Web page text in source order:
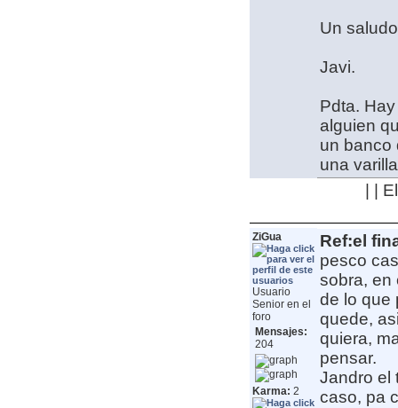
Un
Javi.
Pdta.
alguien
un banco
una
| |
ZiGua
Usuario
Senior en el
foro
Mensajes:
204
Karma: 2
Ref:el
pesco
sobra, en
de lo que
quede,
quiera,
pensar.
Jandro el
caso, pa